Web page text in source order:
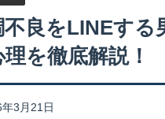
不良をLINEする
理を徹底解説！
3月21日